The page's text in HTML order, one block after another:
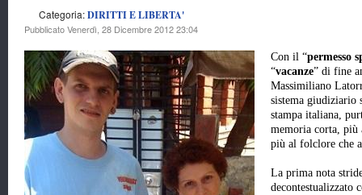
Categoria:DIRITTI E LIBERTA'
Pubblicato Venerdì, 28 Dicembre 2012 23:04
Con il “permesso
“vacanze” di fine
Massimiliano
sistema giudiziario
stampa italiana,
memoria corta, più
più al folclore che
La prima nota
decontestualizzato